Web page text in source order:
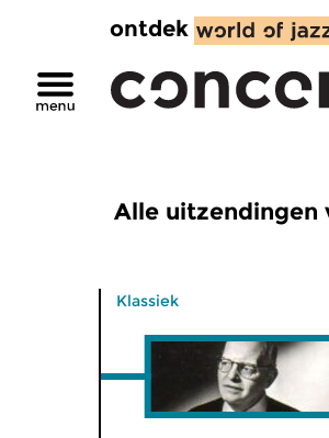
ontdek
Alle uitzendingen
Klassiek